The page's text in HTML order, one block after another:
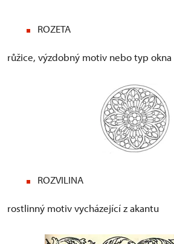
ROZETA
růžice, výzdobný motiv nebo typ okna
ROZVILINA
rostlinný motiv vycházející z akantu